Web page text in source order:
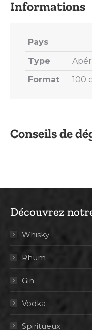
Conseils de
Pays
Type
Format
100
Découvrez
Whisky
Rhum
Gin
Vodka
Spiritueux